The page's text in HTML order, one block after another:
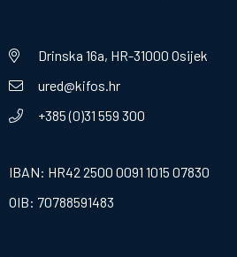
Drinska 16a, HR-31000 Osijek
ured@kifos.hr
+385 (0)31 559 300
IBAN: HR42 2500 0091 1015 07830
OIB: 70788591483